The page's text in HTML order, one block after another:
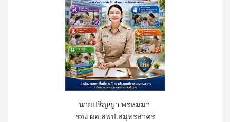
นายปริญญา พรหมมา
รอง ผอ.สพป.สมุทรสาคร